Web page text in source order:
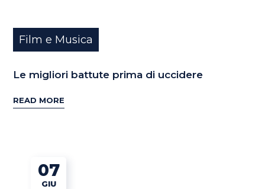
Film e Musica
Le migliori battute prima di uccidere
READ MORE
07
GIU